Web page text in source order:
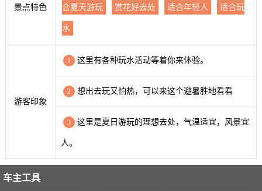
景点特色 合夏天游玩 赏花好去处 适合年轻人 适合玩
水
游客印象
1 这里有各种玩水活动等着你来体验。
2 想出去玩又怕热，可以来这个避暑胜地看看
3 这里是夏日游玩的理想去处，气温适宜，风景宜
人。
车主工具